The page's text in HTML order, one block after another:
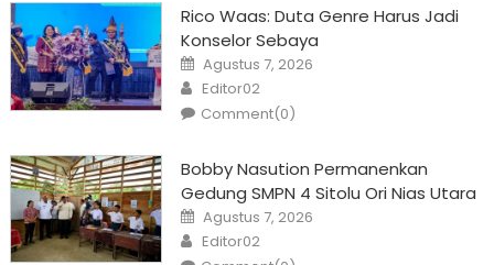
Rico Waas: Duta Genre Harus Jadi
Konselor Sebaya
Posted
on
Agustus 7, 2026
Author
Editor02
Comment(0)
Bobby Nasution Permanenkan
Gedung SMPN 4 Sitolu Ori Nias Utara
Posted
on
Agustus 7, 2026
Author
Editor02